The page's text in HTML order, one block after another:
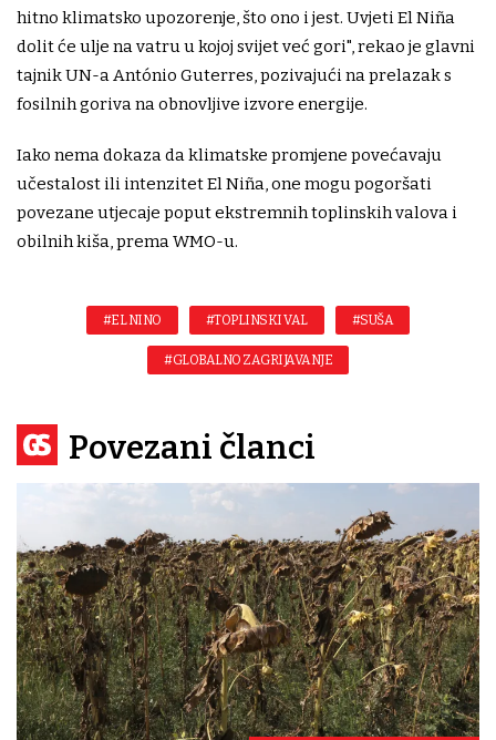
hitno klimatsko upozorenje, što ono i jest. Uvjeti El Niña
dolit će ulje na vatru u kojoj svijet već gori", rekao je glavni
tajnik UN-a António Guterres, pozivajući na prelazak s
fosilnih goriva na obnovljive izvore energije.
Iako nema dokaza da klimatske promjene povećavaju
učestalost ili intenzitet El Niña, one mogu pogoršati
povezane utjecaje poput ekstremnih toplinskih valova i
obilnih kiša, prema WMO-u.
#EL NINO #TOPLINSKI VAL #SUŠA
#GLOBALNO ZAGRIJAVANJE
Povezani članci